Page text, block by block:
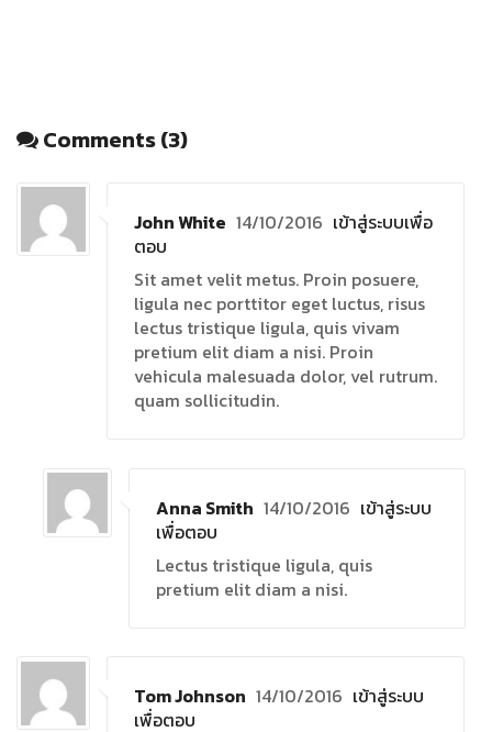
Comments (3)
John White 14/10/2016 เข้าสู่ระบบเพื่อ
ตอบ
Sit amet velit metus. Proin posuere,
ligula nec porttitor eget luctus, risus
lectus tristique ligula, quis vivam
pretium elit diam a nisi. Proin
vehicula malesuada dolor, vel rutrum.
quam sollicitudin.
Anna Smith 14/10/2016 เข้าสู่ระบบ
เพื่อตอบ
Lectus tristique ligula, quis
pretium elit diam a nisi.
Tom Johnson 14/10/2016 เข้าสู่ระบบ
เพื่อตอบ